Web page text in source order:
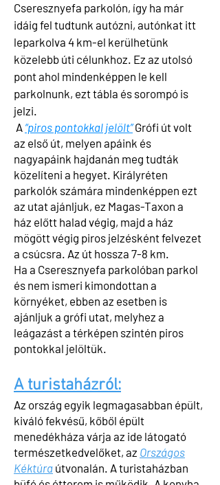
Cseresznyefa parkolón, így ha már
idáig fel tudtunk autózni, autónkat itt
leparkolva 4 km-el kerülhetünk
közelebb úti célunkhoz. Ez az utolsó
pont ahol mindenképpen le kell
parkolnunk, ezt tábla és sorompó is
jelzi.
A “piros pontokkal jelölt”Grófi út volt
az első út, melyen apáink és
nagyapáink hajdanán meg tudták
közelíteni a hegyet. Királyréten
parkolók számára mindenképpen ezt
az utat ajánljuk, ez Magas-Taxon a
ház előtt halad végig, majd a ház
mögött végig piros jelzésként felvezet
a csúcsra. Az út hossza 7-8 km.
Ha a Cseresznyefa parkolóban parkol
és nem ismeri kimondottan a
környéket, ebben az esetben is
ajánljuk a grófi utat, melyhez a
leágazást a térképen szintén piros
pontokkal jelöltük.
A turistaházról:
Az ország egyik legmagasabban épült,
kiváló fekvésű, kőből épült
menedékháza várja az ide látogató
természetkedvelőket, az Országos
Kéktúra útvonalán. A turistaházban